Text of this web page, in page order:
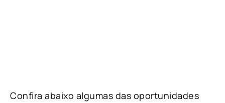
Confira abaixo algumas das oportunidades